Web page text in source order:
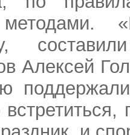
Алексей